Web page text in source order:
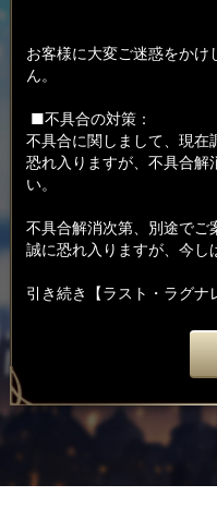
お客様に大変ご迷惑をか
ん。
■不具合の対策：
不具合に関しまして、現在
恐れ入りますが、不具合解
い。
不具合解消次第、別途でご
誠に恐れ入りますが、今し
引き続き【ラスト・ラグナ